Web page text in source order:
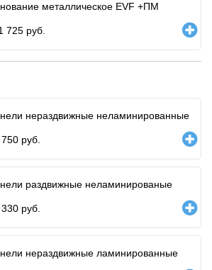
металлическое EVF +ПМ
725 руб.
нераздвижные неламинированные
руб.
раздвижные неламинированые
руб.
нераздвижные ламинированные